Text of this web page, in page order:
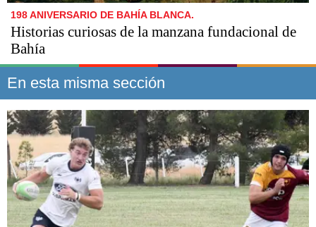
198 ANIVERSARIO DE BAHÍA BLANCA.
Historias curiosas de la manzana fundacional de
Bahía
En esta misma sección